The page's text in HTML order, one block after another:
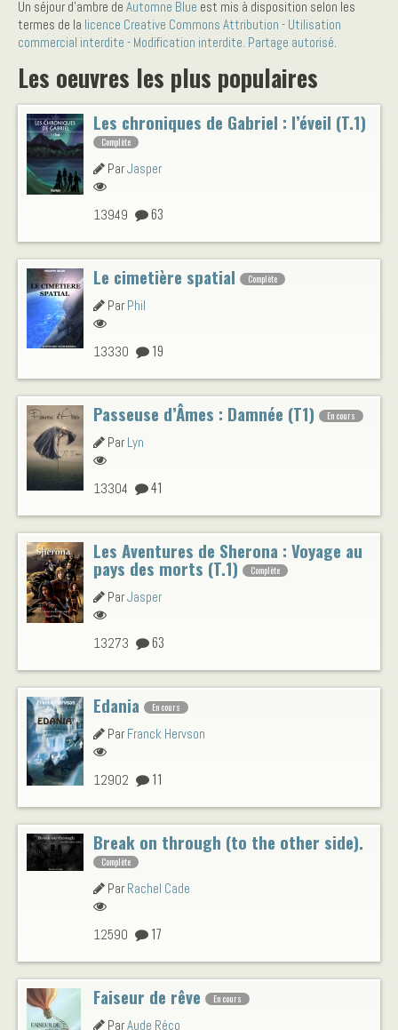
Un séjour d’ambre de Automne Blue est mis à disposition selon les
termes de la licence Creative Commons Attribution - Utilisation
commercial interdite - Modification interdite. Partage autorisé
Les oeuvres les plus populaires
Les chroniques de Gabriel : l’éveil (T.1)
Complète
ParJasper
13949 63
Le cimetière spatial Complète
ParPhil
13330 19
Passeuse d’Âmes : Damnée (T1) En cours
ParLyn
13304 41
Les Aventures de Sherona : Voyage au
pays des morts (T.1) Complète
ParJasper
13273 63
Edania En cours
ParFranck Hervson
12902 11
Break on through (to the other side).
Complète
ParRachel Cade
12590 17
Faiseur de rêve En cours
ParAude Réco